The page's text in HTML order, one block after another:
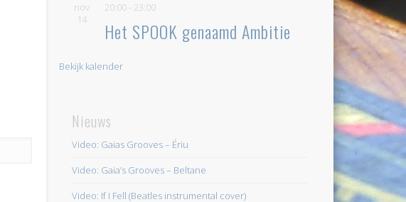
nov
14
20:00 - 23:00
Het SPOOK genaamd Ambitie
Bekijk kalender
Nieuws
Video: Gaias Grooves – Ériu
Video: Gaia’s Grooves – Beltane
Video: If I Fell (Beatles instrumental cover)